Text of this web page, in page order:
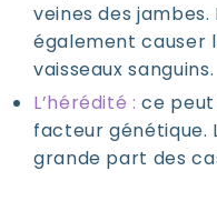
veines des
également causer
vaisseaux sanguins.
L’hérédité : ce
facteur génétique.
grande part des